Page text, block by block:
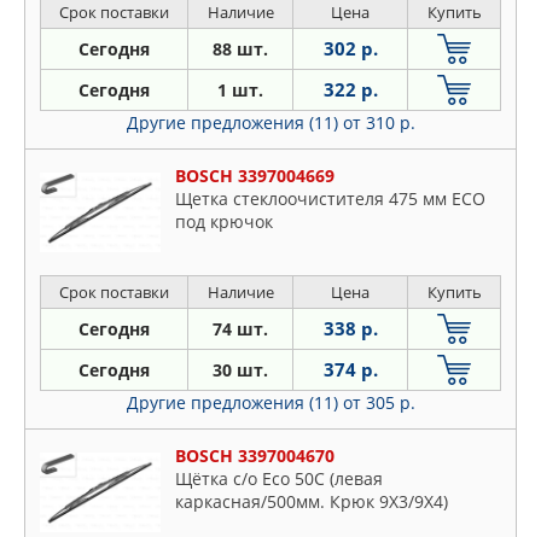
Срок поставки Наличие Цена Купить
Сегодня 88 шт. 302 р.
Сегодня 1 шт. 322 р.
Другие предложения (11) от 310 р.
BOSCH 3397004669
Щетка стеклоочистителя 475 мм ECO
под крючок
Срок поставки Наличие Цена Купить
Сегодня 74 шт. 338 р.
Сегодня 30 шт. 374 р.
Другие предложения (11) от 305 р.
BOSCH 3397004670
Щётка с/о Eco 50C (левая
каркасная/500мм. Крюк 9X3/9X4)